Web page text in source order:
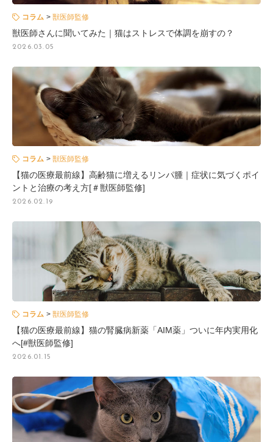
コラム 獣医師監修
獣医師さんに聞いてみた｜猫はストレスで体調を崩すの？
2026.03.05
コラム 獣医師監修
【猫の医療最前線】高齢猫に増えるリンパ腫｜症状に気づくポイ
ントと治療の考え方[＃獣医師監修]
2026.02.19
コラム 獣医師監修
【猫の医療最前線】猫の腎臓病新薬「AIM薬」ついに年内実用化
へ[#獣医師監修]
2026.01.15